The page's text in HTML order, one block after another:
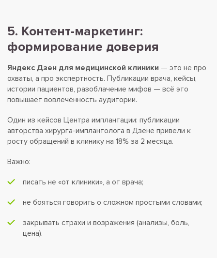
5. Контент-маркетинг:
формирование доверия
Яндекс Дзен для медицинской клиники — это не про
охваты, а про экспертность. Публикации врача, кейсы,
истории пациентов, разоблачение мифов — всё это
повышает вовлечённость аудитории.
Один из кейсов Центра имплантации: публикации
авторства хирурга-имплантолога в Дзене привели к
росту обращений в клинику на 18% за 2 месяца.
Важно:
писать не «от клиники», а от врача;
не бояться говорить о сложном простыми словами;
закрывать страхи и возражения (анализы, боль,
цена).